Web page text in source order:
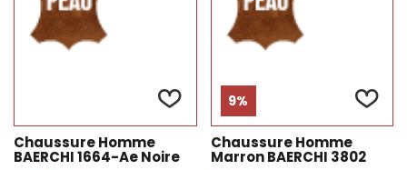
Chaussure Homme
BAERCHI 1664-Ae Noire
9%
Chaussure Homme
Marron BAERCHI 3802